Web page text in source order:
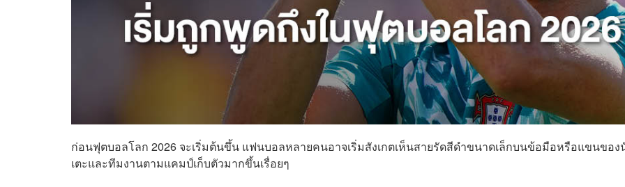
ก่อนฟุตบอลโลก 2026 จะเริ่มต้นขึ้น แฟนบอลหลายคนอาจเริ่มสังเกตเห็นสายรัดสีดำขนาดเล็กบนข้อมือหรือแขนของ
เตะและทีมงานตามแคมป์เก็บตัวมากขึ้นเรื่อยๆ